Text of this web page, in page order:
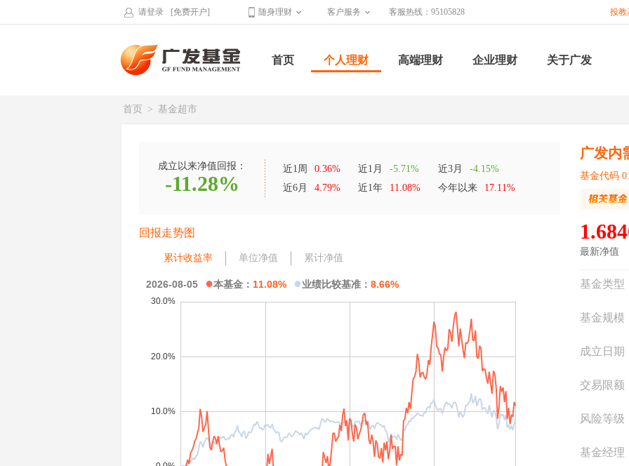
请登录 [免费开户] 随身理财 客户服务 客服热线：95105828 投教
首页 个人理财 高端理财 企业理财 关于广发
首页 > 基金超市
成立以来净值回报：
-11.28%
近1周 0.36% 近1月 -5.71% 近3月
-4.15%
近6月
4.79% 近1年 11.08% 今年以来 17.11%
回报走势图
累计收益率 单位净值 累计净值
2026-08-05 ●本基金： 11.08% ●业绩比较基准： 8.66%
广发内
基金代码
最新净值
基金类型
基金规模
成立日期
交易限额
风险等级
基金经理